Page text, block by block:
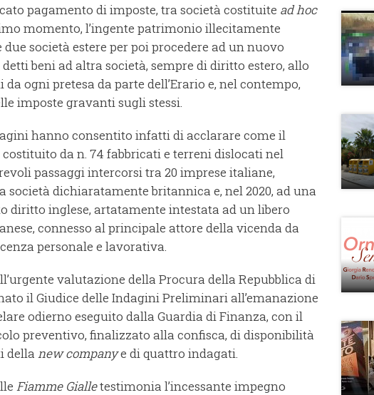
pagamento di imposte, tra società costituite adhoc
momento, l’ingente patrimonio illecitamente
società estere per poi procedere ad un nuovo
beni ad altra società, sempre di diritto estero, allo
ogni pretesa da parte dell’Erario e, nel contempo,
imposte gravanti sugli stessi.
hanno consentito infatti di acclarare come il
da n. 74 fabbricati e terreni dislocati nel
passaggi intercorsi tra 20 imprese italiane,
società dichiaratamente britannica e, nel 2020, ad una
diritto inglese, artatamente intestata ad un libero
connesso al principale attore della vicenda da
personale e lavorativa.
valutazione della Procura della Repubblica di
il Giudice delle Indagini Preliminari all’emanazione
odierno eseguito dalla Guardia di Finanza, con il
preventivo, finalizzato alla confisca, di disponibilità
della new companye di quattro indagati.
Fiamme Gialletestimonia l’incessante impegno